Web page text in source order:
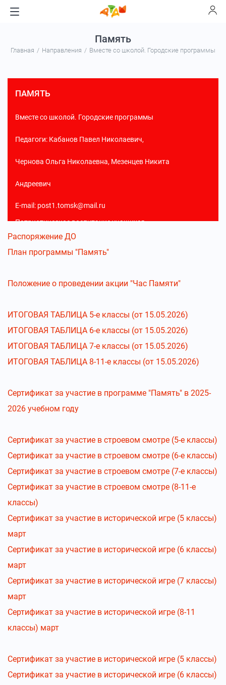
Память
Главная Направления Вместе со школой. Городские программы
ПАМЯТЬ
Вместе со школой. Городские программы
Педагоги: Кабанов Павел Николаевич,
Чернова Ольга Николаевна, Мезенцев Никита
Андреевич
E-mail: post1.tomsk@mail.ru
Патриотическое воспитание учащихся
Распоряжение ДО
План программы "Память"
Положение о проведении акции "Час Памяти"
ИТОГОВАЯ ТАБЛИЦА 5-е классы (от 15.05.2026)
ИТОГОВАЯ ТАБЛИЦА 6-е классы (от 15.05.2026)
ИТОГОВАЯ ТАБЛИЦА 7-е классы (от 15.05.2026)
ИТОГОВАЯ ТАБЛИЦА 8-11-е классы (от 15.05.2026)
Сертификат за участие в программе "Память" в 2025-
2026 учебном году
Сертификат за участие в строевом смотре (5-е классы)
Сертификат за участие в строевом смотре (6-е классы)
Сертификат за участие в строевом смотре (7-е классы)
Сертификат за участие в строевом смотре (8-11-е
классы)
Сертификат за участие в исторической игре (5 классы)
март
Сертификат за участие в исторической игре (6 классы)
март
Сертификат за участие в исторической игре (7 классы)
март
Сертификат за участие в исторической игре (8-11
классы) март
Сертификат за участие в исторической игре (5 классы)
Сертификат за участие в исторической игре (6 классы)